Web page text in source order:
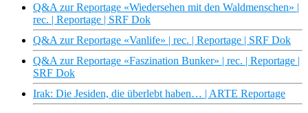
Q&A zur Reportage «Wiedersehen mit den Waldmenschen» |
rec. | Reportage | SRF Dok
Q&A zur Reportage «Vanlife» | rec. | Reportage | SRF Dok
Q&A zur Reportage «Faszination Bunker» | rec. | Reportage |
SRF Dok
Irak: Die Jesiden, die überlebt haben… | ARTE Reportage